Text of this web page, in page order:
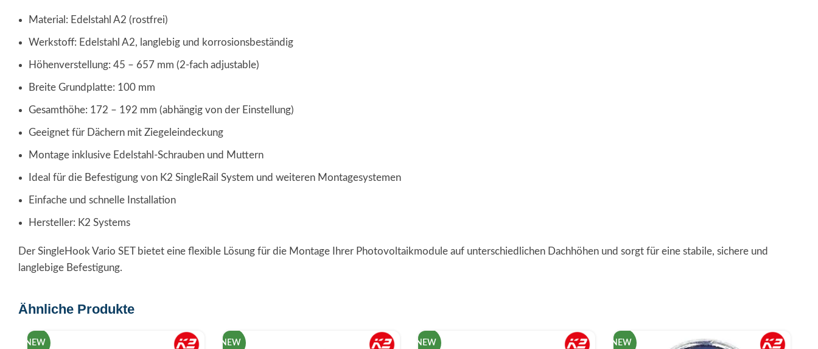
Material: Edelstahl A2 (rostfrei)
Werkstoff: Edelstahl A2, langlebig und korrosionsbeständig
Höhenverstellung: 45 – 657 mm (2-fach adjustable)
Breite Grundplatte: 100 mm
Gesamthöhe: 172 – 192 mm (abhängig von der Einstellung)
Geeignet für Dächern mit Ziegeleindeckung
Montage inklusive Edelstahl-Schrauben und Muttern
Ideal für die Befestigung von K2 SingleRail System und weiteren Montagesystemen
Einfache und schnelle Installation
Hersteller: K2 Systems
Der SingleHook Vario SET bietet eine flexible Lösung für die Montage Ihrer Photovoltaikmodule auf unterschiedlichen Dachhöhen und sorgt für eine stabile, sichere und
langlebige Befestigung.
Ähnliche Produkte
NEW NEW NEW NEW